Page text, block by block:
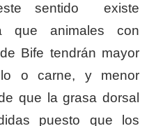
sentido existe
que animales con
Bife tendrán mayor
o carne, y menor
que la grasa dorsal
puesto que los